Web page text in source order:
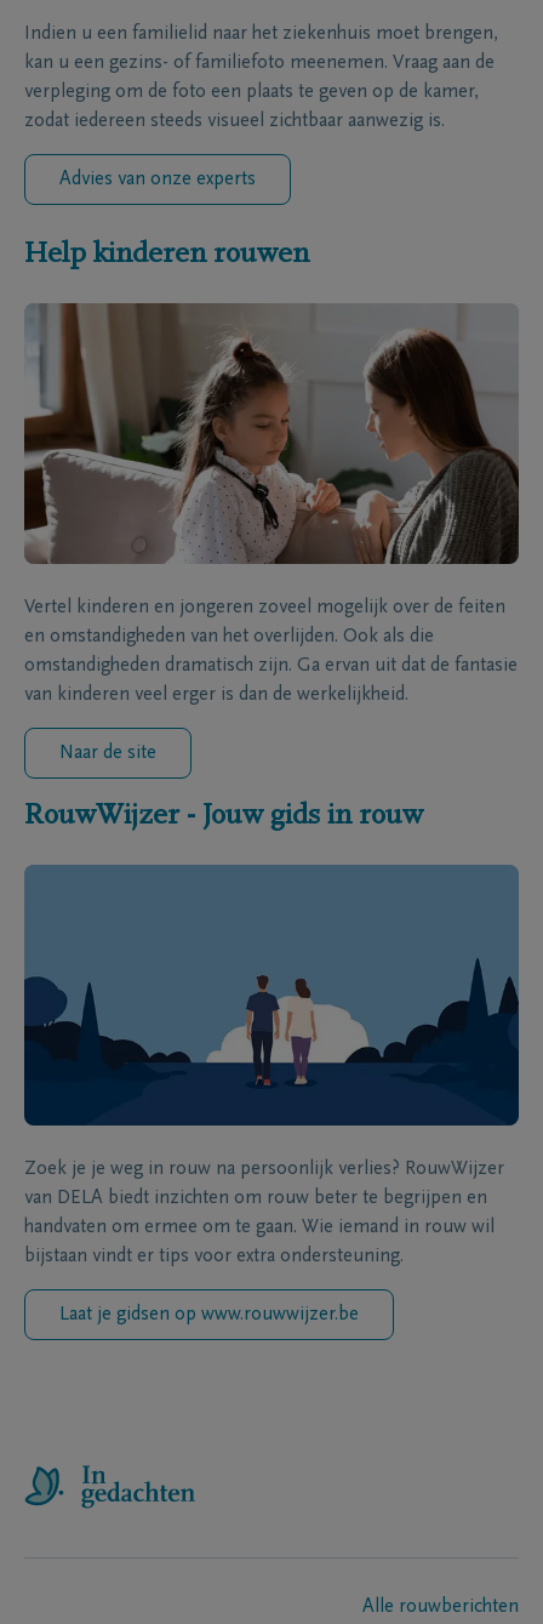
Indien u een familielid naar het ziekenhuis moet brengen,
kan u een gezins- of familiefoto meenemen. Vraag aan de
verpleging om de foto een plaats te geven op de kamer,
zodat iedereen steeds visueel zichtbaar aanwezig is.
Advies van onze experts
Help kinderen rouwen
Vertel kinderen en jongeren zoveel mogelijk over de feiten
en omstandigheden van het overlijden. Ook als die
omstandigheden dramatisch zijn. Ga ervan uit dat de fantasie
van kinderen veel erger is dan de werkelijkheid.
Naar de site
RouwWijzer - Jouw gids in rouw
Zoek je je weg in rouw na persoonlijk verlies? RouwWijzer
van DELA biedt inzichten om rouw beter te begrijpen en
handvaten om ermee om te gaan. Wie iemand in rouw wil
bijstaan vindt er tips voor extra ondersteuning.
Laat je gidsen op www.rouwwijzer.be
Alle rouwberichten